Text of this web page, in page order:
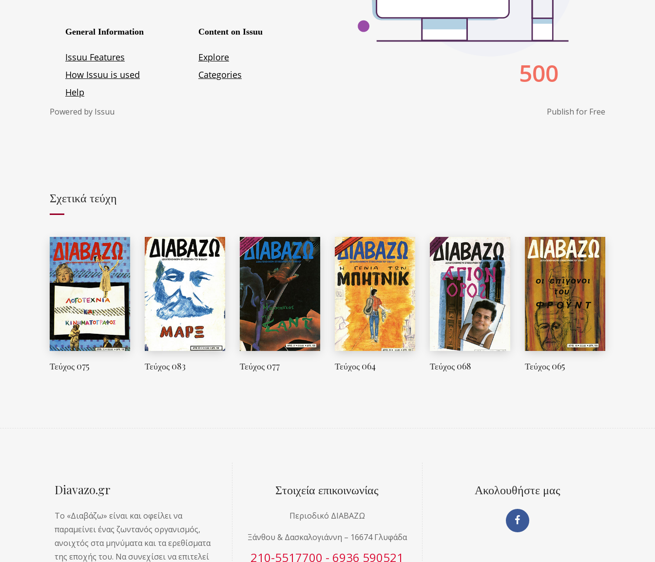
Powered by Issuu Publish for Free
Σχετικά τεύχη
Τεύχος 075 Τεύχος 083 Τεύχος 077 Τεύχος 064 Τεύχος 068 Τεύχος 065
Diavazo.gr
Το «Διαβάζω» είναι και οφείλει να
παραμείνει ένας ζωντανός οργανισμός,
ανοιχτός στα μηνύματα και τα ερεθίσματα
της εποχής του. Να συνεχίσει να επιτελεί
Στοιχεία επικοινωνίας
Περιοδικό ΔΙΑΒΑΖΩ
Ξάνθου & Δασκαλογιάννη – 16674 Γλυφάδα
210-5517700 - 6936 590521
Ακολουθήστε μας